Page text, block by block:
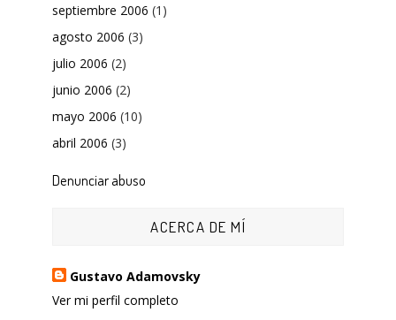
septiembre 2006 (1)
agosto 2006 (3)
julio 2006 (2)
junio 2006 (2)
mayo 2006 (10)
abril 2006 (3)
Denunciar abuso
ACERCA DE MÍ
Gustavo Adamovsky
Ver mi perfil completo